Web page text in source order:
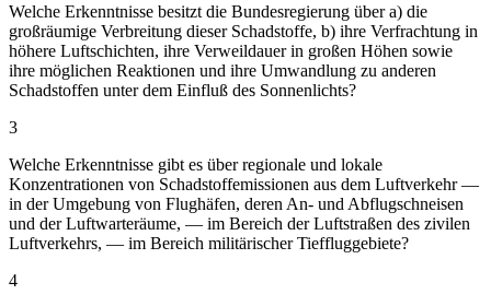
Welche Erkenntnisse besitzt die Bundesregierung über a) die
großräumige Verbreitung dieser Schadstoffe, b) ihre Verfrachtung in
höhere Luftschichten, ihre Verweildauer in großen Höhen sowie
ihre möglichen Reaktionen und ihre Umwandlung zu anderen
Schadstoffen unter dem Einfluß des Sonnenlichts?
3
Welche Erkenntnisse gibt es über regionale und lokale
Konzentrationen von Schadstoffemissionen aus dem Luftverkehr —
in der Umgebung von Flughäfen, deren An- und Abflugschneisen
und der Luftwarteräume, — im Bereich der Luftstraßen des zivilen
Luftverkehrs, — im Bereich militärischer Tieffluggebiete?
4